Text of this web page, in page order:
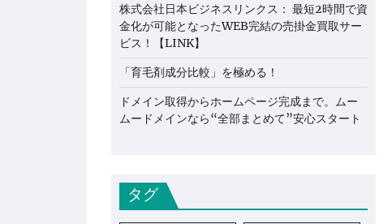
株式会社日本ビジネスリンクス： 最短2時間で資
金化が可能となったWEB完結の売掛金買取サー
ビス！【LINK】
「育毛剤成分比較」を極める！
ドメイン取得からホームページ完成まで。ムー
ムードメインなら“全部まとめて”安心スタート
タグ